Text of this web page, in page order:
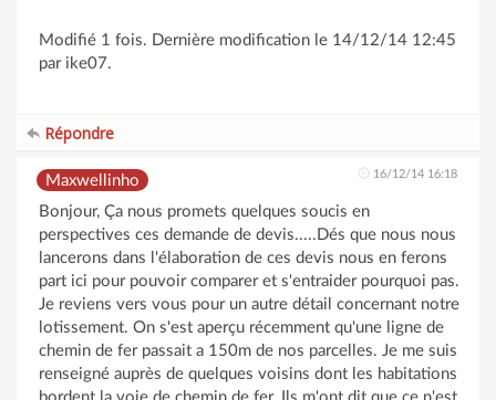
Modifié 1 fois. Dernière modification le 14/12/14 12:45
par ike07.
Répondre
Maxwellinho 16/12/14 16:18
Bonjour, Ça nous promets quelques soucis en
perspectives ces demande de devis.....Dés que nous nous
lancerons dans l'élaboration de ces devis nous en ferons
part ici pour pouvoir comparer et s'entraider pourquoi pas.
Je reviens vers vous pour un autre détail concernant notre
lotissement. On s'est aperçu récemment qu'une ligne de
chemin de fer passait a 150m de nos parcelles. Je me suis
renseigné auprès de quelques voisins dont les habitations